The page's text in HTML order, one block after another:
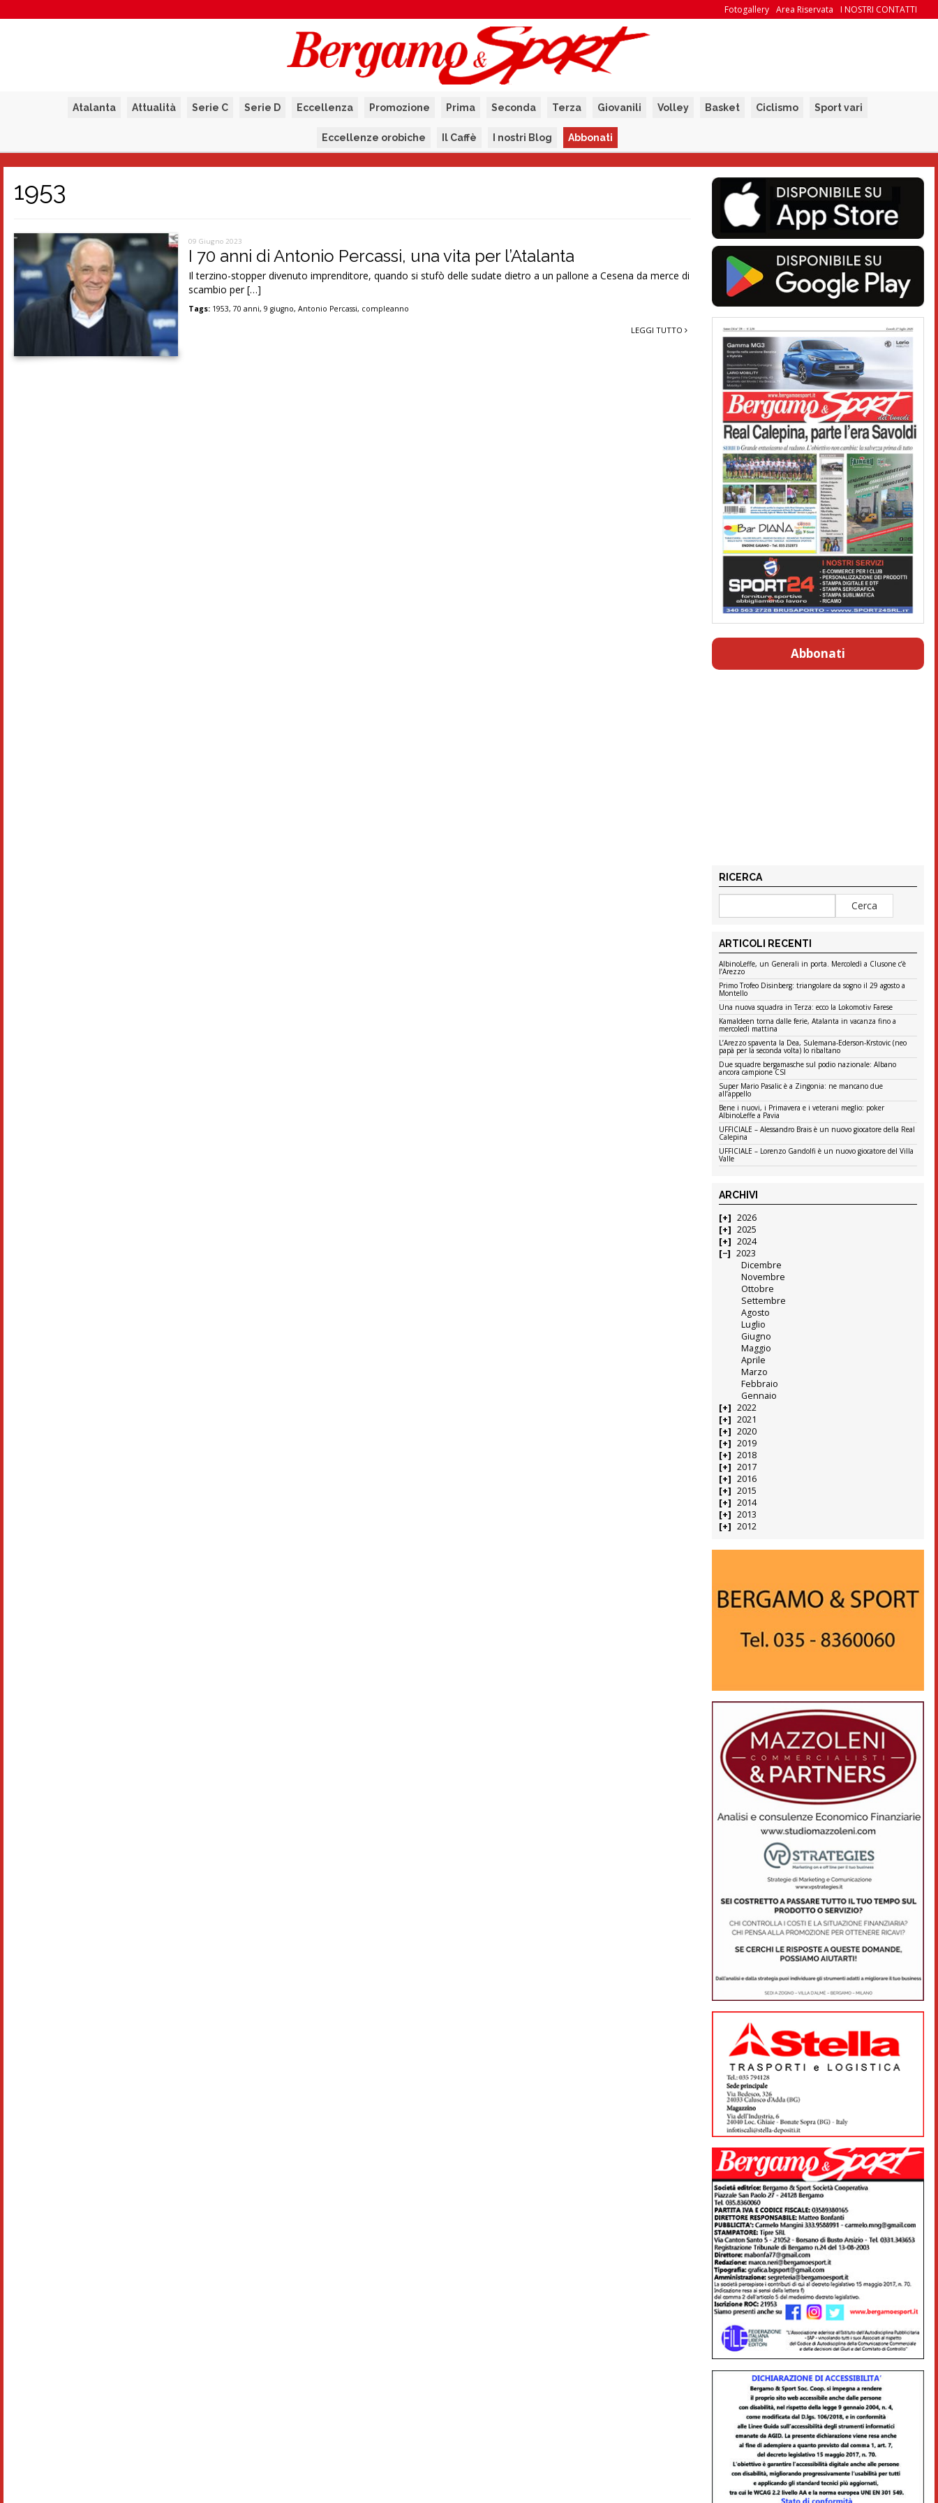
I NOSTRI CONTATTI
Area Riservata
Fotogallery
Atalanta Attualità Serie C Serie D Eccellenza Promozione Prima Seconda Terza Giovanili Volley Basket Ciclismo Sport vari
Eccellenze orobiche Il Caffè I nostri Blog Abbonati
1953
09 Giugno 2023
I 70 anni di Antonio Percassi, una vita per l’Atalanta
Il terzino-stopper divenuto imprenditore, quando si stufò delle sudate dietro a un pallone a Cesena da merce di
scambio per […]
Tags: 1953,70 anni,9 giugno,Antonio Percassi, compleanno
LEGGI TUTTO
Abbonati
RICERCA
ARTICOLI RECENTI
AlbinoLeffe, un Generali in porta. Mercoledì a Clusone c’è
l’Arezzo
Primo Trofeo Disinberg: triangolare da sogno il 29 agosto a
Montello
Una nuova squadra in Terza: ecco la Lokomotiv Farese
Kamaldeen torna dalle ferie, Atalanta in vacanza fino a
mercoledì mattina
L’Arezzo spaventa la Dea, Sulemana-Ederson-Krstovic (neo
papà per la seconda volta) lo ribaltano
Due squadre bergamasche sul podio nazionale: Albano
ancora campione CSI
Super Mario Pasalic è a Zingonia: ne mancano due
all’appello
Bene i nuovi, i Primavera e i veterani meglio: poker
AlbinoLeffe a Pavia
UFFICIALE – Alessandro Brais è un nuovo giocatore della Real
Calepina
UFFICIALE – Lorenzo Gandolfi è un nuovo giocatore del Villa
Valle
ARCHIVI
2026
2025
2024
2023
Dicembre
Novembre
Ottobre
Settembre
Agosto
Luglio
Giugno
Maggio
Aprile
Marzo
Febbraio
Gennaio
2022
2021
2020
2019
2018
2017
2016
2015
2014
2013
2012